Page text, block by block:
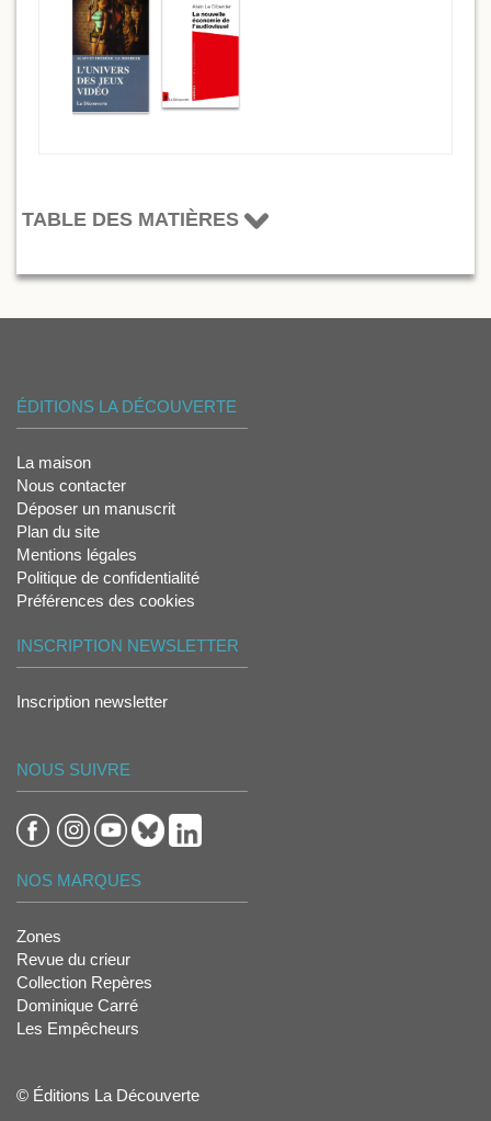
TABLE DES MATIÈRES
ÉDITIONS LA DÉCOUVERTE
La maison
Nous contacter
Déposer un manuscrit
Plan du site
Mentions légales
Politique de confidentialité
Préférences des cookies
INSCRIPTION NEWSLETTER
Inscription newsletter
NOUS SUIVRE
NOS MARQUES
Zones
Revue du crieur
Collection Repères
Dominique Carré
Les Empêcheurs
© Éditions La Découverte